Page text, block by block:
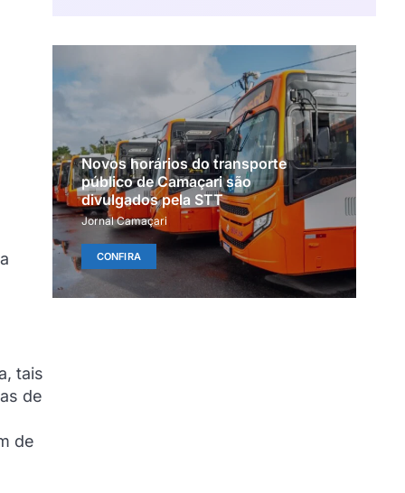
tais
de
de
Novos horários do transporte
público de Camaçari são
divulgados pela STT
Jornal Camaçari
CONFIRA